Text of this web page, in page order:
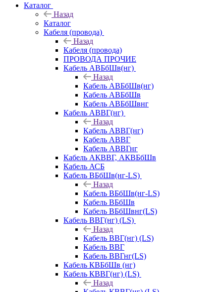
Каталог
Назад
Каталог
Кабеля (провода)
Назад
Кабеля (провода)
ПРОВОДА ПРОЧИЕ
Кабель АВБбШв(нг)
Назад
Кабель АВБбШв(нг)
Кабель АВБбШв
Кабель АВБбШвнг
Кабель АВВГ(нг)
Назад
Кабель АВВГ(нг)
Кабель АВВГ
Кабель АВВГнг
Кабель АКВВГ, АКВБбШв
Кабель АСБ
Кабель ВБбШв(нг-LS)
Назад
Кабель ВБбШв(нг-LS)
Кабель ВБбШв
Кабель ВБбШвнг(LS)
Кабель ВВГ(нг) (LS)
Назад
Кабель ВВГ(нг) (LS)
Кабель ВВГ
Кабель ВВГнг(LS)
Кабель КВБбШв (нг)
Кабель КВВГ(нг) (LS)
Назад